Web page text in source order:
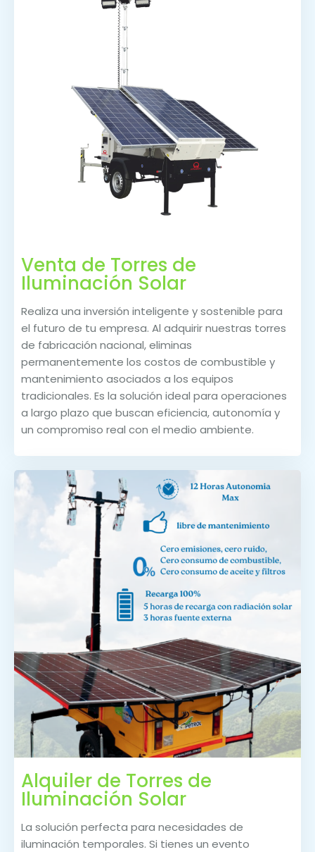
Venta de Torres de
Iluminación Solar
Realiza una inversión inteligente y sostenible para
el futuro de tu empresa. Al adquirir nuestras torres
de fabricación nacional, eliminas
permanentemente los costos de combustible y
mantenimiento asociados a los equipos
tradicionales. Es la solución ideal para operaciones
a largo plazo que buscan eficiencia, autonomía y
un compromiso real con el medio ambiente.
Alquiler de Torres de
Iluminación Solar
La solución perfecta para necesidades de
iluminación temporales. Si tienes un evento